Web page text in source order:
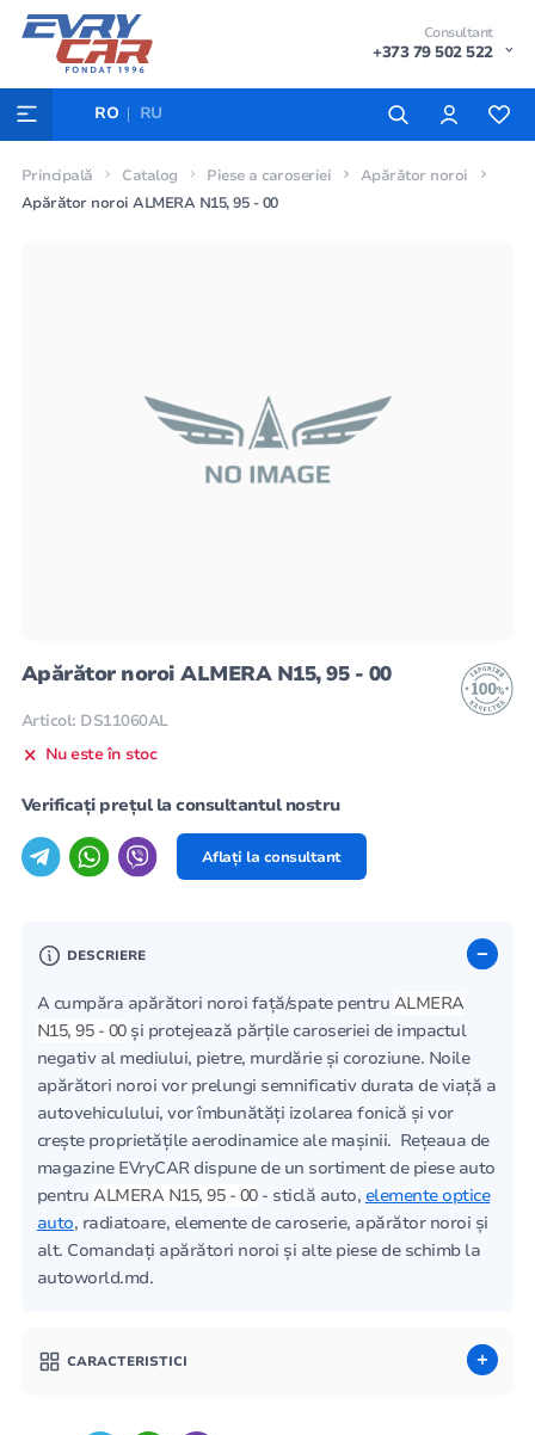
Consultant
+373 79 502 522
RO RU
Principală Catalog Piese a caroseriei
Apărător noroi
Apărător noroi ALMERA N15, 95 - 00
Apărător noroi ALMERA N15, 95 - 00
Articol: DS11060AL
Nu este în stoc
Verificați prețul la consultantul nostru
Aflați la consultant
DESCRIERE
A cumpăra apărători noroi față/spate pentru ALMERA
N15, 95 - 00și protejează părțile caroseriei de impactul
negativ al mediului, pietre, murdărie și coroziune. Noile
apărători noroi vor prelungi semnificativ durata de viață a
autovehiculului, vor îmbunătăți izolarea fonică și vor
crește proprietățile aerodinamice ale mașinii. Rețeaua de
magazine EVryCAR dispune de un sortiment de piese auto
pentruALMERA N15, 95 - 00- sticlă auto, elemente optice
auto, radiatoare, elemente de caroserie, apărător noroi și
alt. Comandați apărători noroi și alte piese de schimb la
autoworld.md.
CARACTERISTICI